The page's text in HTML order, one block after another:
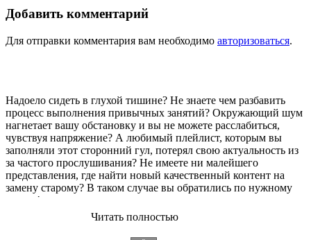
Добавить комментарий
Для отправки комментария вам необходимо авторизоваться.
Надоело сидеть в глухой тишине? Не знаете чем разбавить
процесс выполнения привычных занятий? Окружающий шум
нагнетает вашу обстановку и вы не можете расслабиться,
чувствуя напряжение? А любимый плейлист, которым вы
заполняли этот сторонний гул, потерял свою актуальность из
за частого прослушивания? Не имеете ни малейшего
представления, где найти новый качественный контент на
замену старому? В таком случае вы обратились по нужному
адресу!
Музыкальный портал KGZ Musicс большой радостью
приветствует своих старых и новых слушателей! Специально
Читать полностью